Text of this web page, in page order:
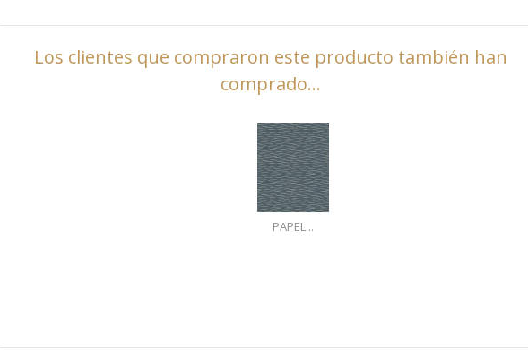
Los clientes que compraron este producto también han
comprado...
PAPEL...